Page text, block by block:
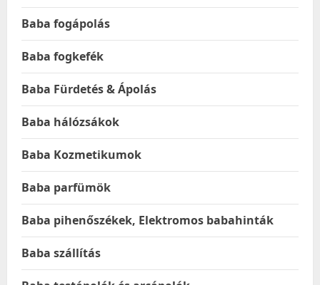
Baba fogápolás
Baba fogkefék
Baba Fürdetés & Ápolás
Baba hálózsákok
Baba Kozmetikumok
Baba parfümök
Baba pihenőszékek, Elektromos babahinták
Baba szállítás